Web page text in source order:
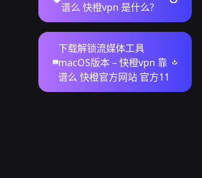
谱么 快橙vpn 是什么?
下载解锁流媒体工具
macOS版本 – 快橙vpn 靠
谱么 快橙官方网站 官方11